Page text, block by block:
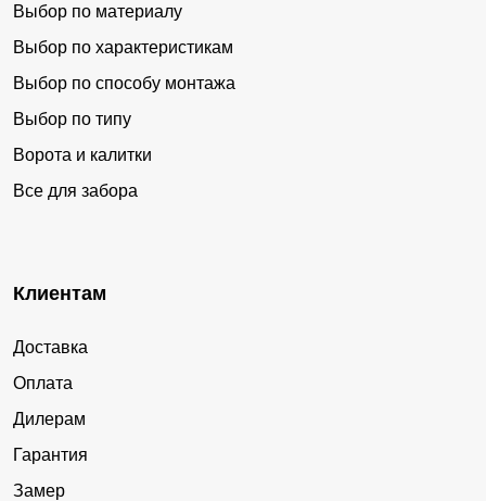
Выбор по материалу
Выбор по характеристикам
Выбор по способу монтажа
Выбор по типу
Ворота и калитки
Все для забора
Клиентам
Доставка
Оплата
Дилерам
Гарантия
Замер